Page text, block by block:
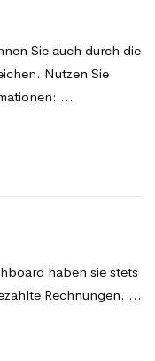
Sie auch durch die
Nutzen Sie
…
haben sie stets
Rechnungen. …